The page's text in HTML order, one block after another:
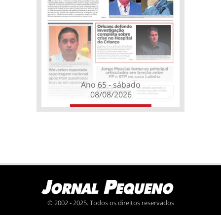
Ano 65 - sábado
08/08/2026
© 2002 - 2025. Todos os direitos reservados